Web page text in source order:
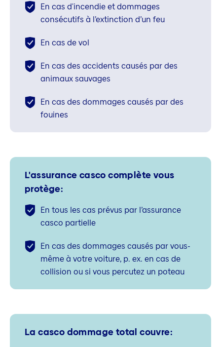
En cas d'incendie et dommages
consécutifs à l’extinction d’un feu
En cas de vol
En cas des accidents causés par des
animaux sauvages
En cas des dommages causés par des
fouines
L'assurance casco complète vous
protège:
En tous les cas prévus par l’assurance
casco partielle
En cas des dommages causés par vous-
même à votre voiture, p. ex. en cas de
collision ou si vous percutez un poteau
La casco dommage total couvre: